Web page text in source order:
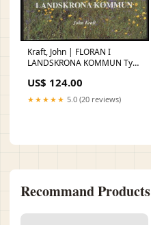
Kraft, John | FLORAN I
LANDSKRONA KOMMUN Typ
US$ 124.00
★★★★★ 5.0 (20 reviews)
Recommand Products